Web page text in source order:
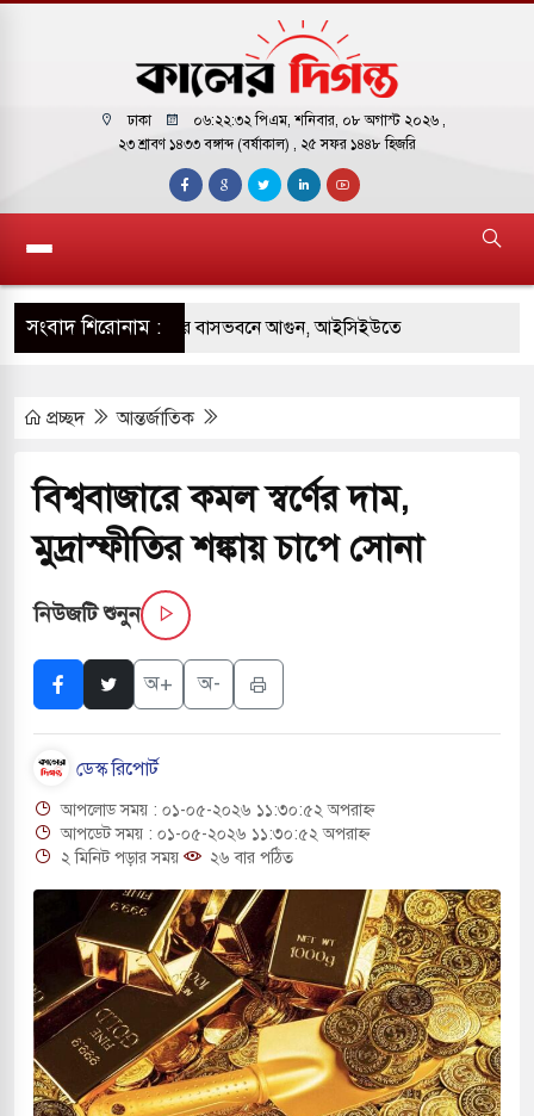
ঢাকা ০৬:২২:৩৩ পিএম, শনিবার, ০৮ অগাস্ট ২০২৬ ,
২৩ শ্রাবণ ১৪৩৩ বঙ্গাব্দ (বর্ষাকাল) , ২৫ সফর ১৪৪৮ হিজরি
সংবাদ শিরোনাম :
পাকিস্তানি হাইকমিশনারের বাসভবনে আগুন, আইসিইউতে
হয়ে আসছে ‘স্পেশাল রেসপন্স ব্যাটালিয়ন
মুখোমুখি সংঘর্ষে ৯ জন নিহত
নিয়ন্ত্রণে দেড় হাজার মসজিদ থেকে মাইক
বন্দুকধারীর গুলিতে শিক্ষক নিহত, হামলাকারীর আত্মহত্যা
মধ্যপ্রাচ্যে ব্ল্যাকআউটের কঠোর হুঁশিয়ারি ইরানের
বিমানবন্দরের নিরাপত্তা তল্লাশিতে ছাড় দেওয়া হবে না:
দক্ষিণ কোরিয়ার বন্দি ২৫ শতাংশ বেড়েছে
থাকুক বা না থাকুক, ইরানে একক সামরিক পদক্ষেপের
জুমার বয়ান ও নামাজ পড়াবেন দেওবন্দের
প্রচ্ছদ আন্তর্জাতিক
বিশ্ববাজারে কমল স্বর্ণের দাম,
মুদ্রাস্ফীতির শঙ্কায় চাপে সোনা
নিউজটি শুনুন
অ+ অ-
ডেস্ক রিপোর্ট
আপলোড সময় : ০১-০৫-২০২৬ ১১:৩০:৫২ অপরাহ্ন
আপডেট সময় : ০১-০৫-২০২৬ ১১:৩০:৫২ অপরাহ্ন
২ মিনিট পড়ার সময়
২৬ বার পঠিত